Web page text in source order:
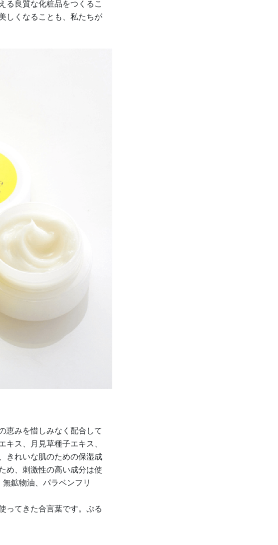
る良質な化粧品をつくるこ
しくなることも、私たちが
恵みを惜しみなく配合して
キス、月見草種子エキス、
きれいな肌のための保湿成
め、刺激性の高い成分は使
鉱物油、パラベンフリ
ってきた合言葉です。ぷる